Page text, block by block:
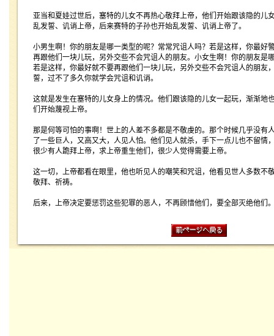
亚当和夏娃过世后，塞特的儿女不再热心敬拜上帝，他们开始跟该隐的儿
乱发誓、讥诮上帝，后来赛特的子孙也开始乱发誓、讥诮上帝了。
小男生啊！你的朋友是哪一类型的呢？常常咒诅人吗？若是这样，你最好
再跟他们一块儿玩，另外交些不会咒诅人的朋友。小女生啊！你的朋友是
若是这样，你最好就不要再跟他们一块儿玩，另外交些不会咒诅人的朋友
誓，过不了多久你就学会咒诅和讥诮。
这就是发生在塞特的儿女身上的情况。他们跟该隐的儿女一起玩，渐渐地
们开始蔑视上帝。
那是何等可怕的事啊！世上的人差不多都是不敬虔的。那个时候几乎没有
了一些巨人，又高又大，人见人怕。他们见人就杀，手下一点儿也不留情
很少有人跪拜上帝，求上帝重生他们，很少人觉得需要上帝。
这一切，上帝都看在眼里，他也听见人的嘲笑和咒诅，他看见世人多数不
敬拜、祈祷。
后来，上帝决定要惩罚这些犯罪的恶人，不再顾惜他们，要全部灭绝他们